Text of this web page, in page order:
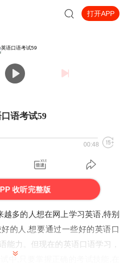
打开APP
语考试59
00:48
收听完整版
越多的人想在网上学习英语,特别
的人,想要通过一些好的英语口
能力。但现在的 英语口语 学习，